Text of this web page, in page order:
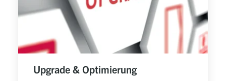
Upgrade & Optimierung